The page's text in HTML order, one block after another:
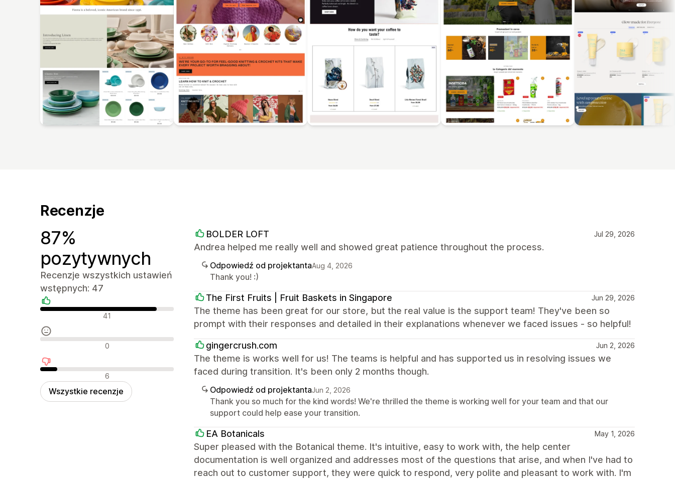
Recenzje
87%
pozytywnych
Recenzje wszystkich ustawień
wstępnych: 47
Pozytywne recenzje
41
Neutralne recenzje
0
Negatywne recenzje
6
Wszystkie recenzje
BOLDER LOFT Jul 29, 2026
Andrea helped me really well and showed great patience throughout the process.
Odpowiedź od projektantaAug 4, 2026
Thank you! :)
The First Fruits | Fruit Baskets in Singapore Jun 29, 2026
The theme has been great for our store, but the real value is the support team! They've been so
prompt with their responses and detailed in their explanations whenever we faced issues - so helpful!
gingercrush.com Jun 2, 2026
The theme is works well for us! The teams is helpful and has supported us in resolving issues we
faced during transition. It's been only 2 months though.
Odpowiedź od projektantaJun 2, 2026
Thank you so much for the kind words! We're thrilled the theme is working well for your team and that our
support could help ease your transition.
EA Botanicals May 1, 2026
Super pleased with the Botanical theme. It's intuitive, easy to work with, the help center
documentation is well organized and addresses most of the questions that arise, and when I've had to
reach out to customer support, they were quick to respond, very polite and pleasant to work with. I'm